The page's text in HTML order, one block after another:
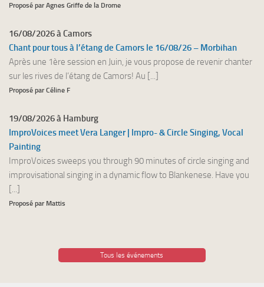
Proposé par Agnes Griffe de la Drome
16/08/2026 à Camors
Chant pour tous à l’étang de Camors le 16/08/26 – Morbihan
Après une 1ère session en Juin, je vous propose de revenir chanter
sur les rives de l’étang de Camors! Au [...]
Proposé par Céline F
19/08/2026 à Hamburg
ImproVoices meet Vera Langer | Impro- & Circle Singing, Vocal
Painting
ImproVoices sweeps you through 90 minutes of circle singing and
improvisational singing in a dynamic flow to Blankenese. Have you
[...]
Proposé par Mattis
Tous les événements